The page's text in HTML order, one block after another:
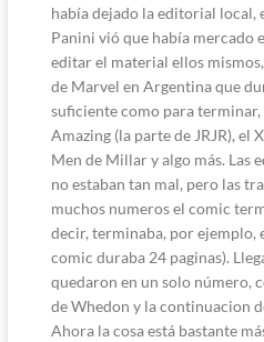
había dejado la editorial local,
Panini vió que había mercado
editar el material ellos
de Marvel en Argentina que
suficiente como para terminar,
Amazing (la parte de JRJR), el
Men de Millar y algo más. Las
no estaban tan mal, pero las
muchos numeros el comic
decir, terminaba, por ejemplo,
comic duraba 24 paginas).
quedaron en un solo número,
de Whedon y la continuacion
Ahora la cosa está bastante